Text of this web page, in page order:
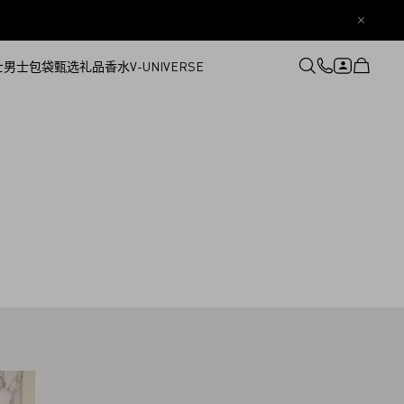
男士包袋甄选礼品香水V-UNIVERSE